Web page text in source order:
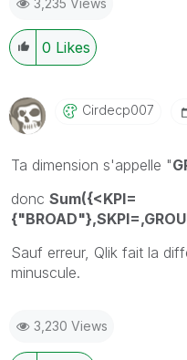
3,235 Views
0 Likes
Cirdecp007
Ta dimension s'appelle "
donc Sum({<KPI=
Sauf erreur, Qlik fait la
minuscule.
3,230 Views